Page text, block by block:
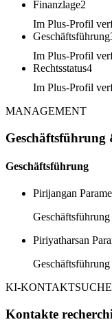
Finanzlage2
Im Plus-Profil
Geschäftsführung
Im Plus-Profil
Rechtsstatus4
Im Plus-Profil
MANAGEMENT
Geschäftsführung
Geschäftsführung
Pirijangan
Geschäftsführung
Piriyatharsan
Geschäftsführung
KI-KONTAKTSUCHE
Kontakte